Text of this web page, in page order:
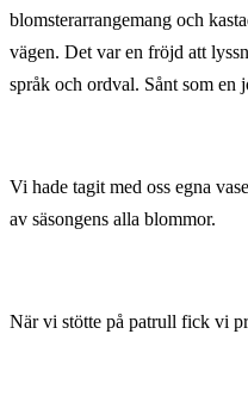
blomsterarrangemang och
vägen. Det var en fröjd att
språk och ordval. Sånt som en
Vi hade tagit med oss egna
av säsongens alla blommor.
När vi stötte på patrull fick vi